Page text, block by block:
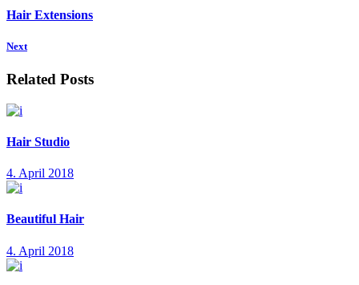
Hair Extensions
Next
Related Posts
Hair Studio
4. April 2018
Beautiful Hair
4. April 2018